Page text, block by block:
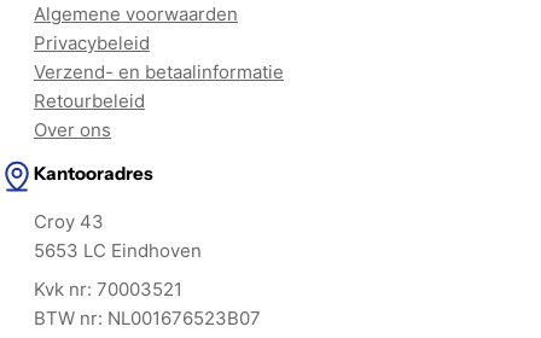
Algemene voorwaarden
Privacybeleid
Verzend- en betaalinformatie
Retourbeleid
Over ons
Kantooradres
Croy 43
5653 LC Eindhoven
Kvk nr: 70003521
BTW nr: NL001676523B07